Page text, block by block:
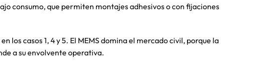
consumo, que permiten montajes adhesivos o con fijaciones
los casos 1, 4 y 5. El MEMS domina el mercado civil, porque la
a su envolvente operativa.